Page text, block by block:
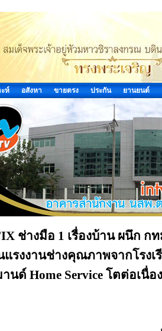
ะห์ อสังหา ขายตรง ประกัน ยานยนต์
ช่างมือ 1 เรื่องบ้าน ผนึก ก
แรงงานช่างคุณภาพจากโรง
นด์ Home Service โตต่อเนื่อง